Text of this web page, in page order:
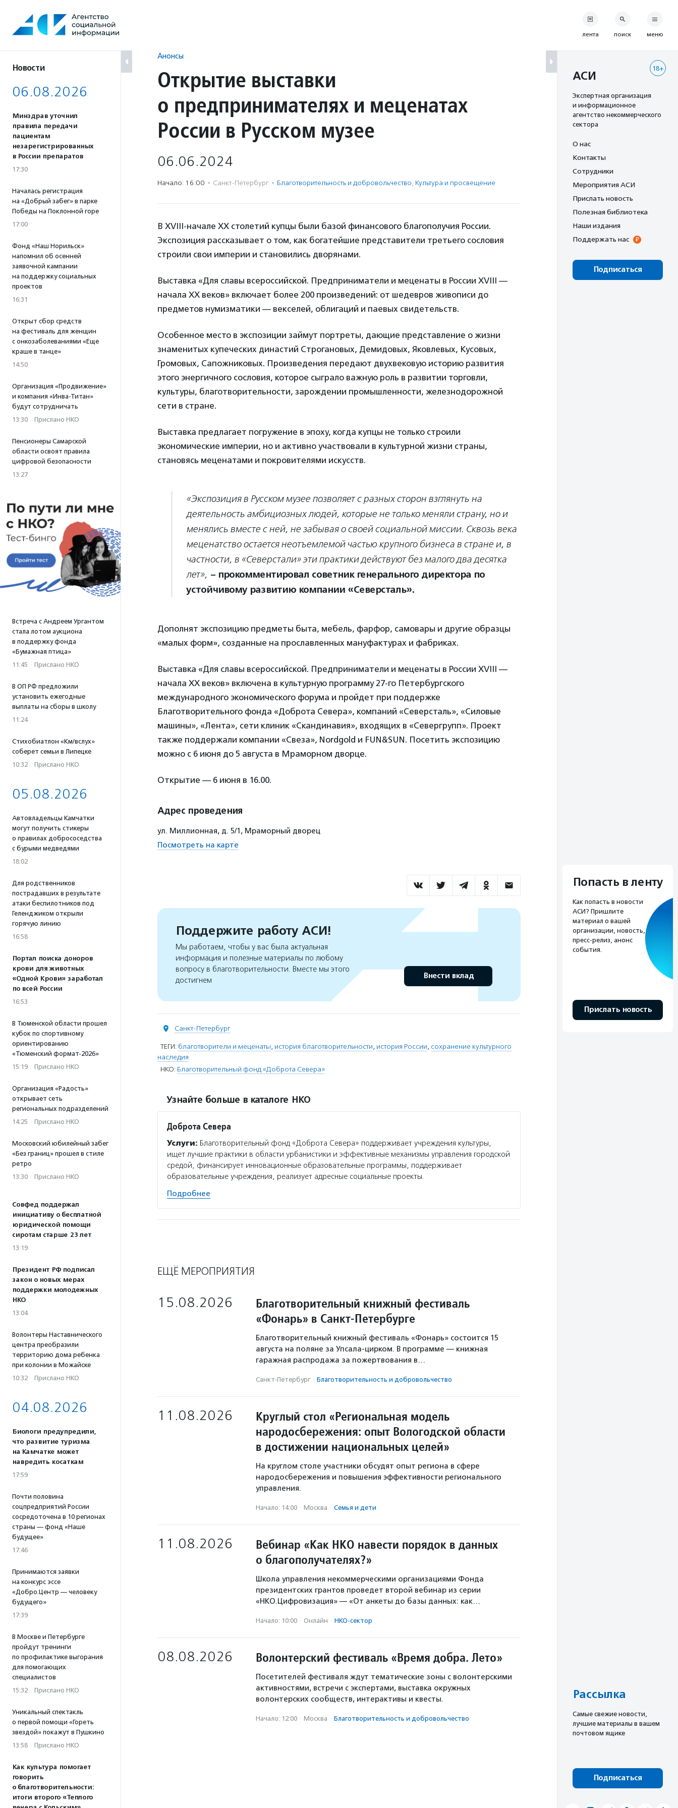
содержанию
Новости
06.08.2026
Минздрав уточнил
правила передачи
пациентам
незарегистрированных
в России препаратов
17:30
Началась регистрация
на «Добрый забег» в парке
Победы на Поклонной горе
17:00
Фонд «Наш Норильск»
напомнил об осенней
заявочной кампании
на поддержку социальных
проектов
16:31
Открыт сбор средств
на фестиваль для женщин
с онкозаболеваниями «Еще
краше в танце»
14:50
Организация «Продвижение»
и компания «Инва-Титан»
будут сотрудничать
13:30 · Прислано НКО
Пенсионеры Самарской
области освоят правила
цифровой безопасности
13:27
Встреча с Андреем Ургантом
стала лотом аукциона
в поддержку фонда
«Бумажная птица»
11:45 · Прислано НКО
В ОП РФ предложили
установить ежегодные
выплаты на сборы в школу
11:24
Стихобиатлон «Км/вслух»
соберет семьи в Липецке
10:32 · Прислано НКО
05.08.2026
Автовладельцы Камчатки
могут получить стикеры
о правилах добрососедства
с бурыми медведями
18:02
Для родственников
пострадавших в результате
атаки беспилотников под
Геленджиком открыли
горячую линию
16:58
Портал поиска доноров
крови для животных
«Одной Крови» заработал
по всей России
16:53
В Тюменской области прошел
кубок по спортивному
ориентированию
«Тюменский формат-2026»
15:19 · Прислано НКО
Организация «Радость»
открывает сеть
региональных подразделений
14:25 · Прислано НКО
Московский юбилейный забег
«Без границ» прошел в стиле
ретро
13:30 · Прислано НКО
Совфед поддержал
инициативу о бесплатной
юридической помощи
сиротам старше 23 лет
13:19
Президент РФ подписал
закон о новых мерах
поддержки молодежных
НКО
13:04
Волонтеры Наставнического
центра преобразили
территорию дома ребенка
при колонии в Можайске
10:32 · Прислано НКО
04.08.2026
Биологи предупредили,
что развитие туризма
на Камчатке может
навредить косаткам
17:59
Почти половина
соцпредприятий России
сосредоточена в 10 регионах
страны — фонд «Наше
будущее»
17:46
Принимаются заявки
на конкурс эссе
«Добро.Центр — человеку
будущего»
17:39
В Москве и Петербурге
пройдут тренинги
по профилактике выгорания
для помогающих
специалистов
15:32 · Прислано НКО
Уникальный спектакль
о первой помощи «Гореть
звездой» покажут в Пушкино
13:58 · Прислано НКО
Как культура помогает
говорить
о благотворительности:
итоги второго «Теплого
Анонсы
Открытие выставки
о предпринимателях и меценатах
России в Русском музее
06.06.2024
Начало: 16:00 · Санкт-Петербург · Благотвори­тель­ность и доброволь­чест­во, Культура и просвещение
В XVIII-начале XX столетий купцы были базой финансового благополучия России.
Экспозиция рассказывает о том, как богатейшие представители третьего сословия
строили свои империи и становились дворянами.
Выставка «Для славы всероссийской. Предприниматели и меценаты в России XVIII —
начала XX веков» включает более 200 произведений: от шедевров живописи до
предметов нумизматики — векселей, облигаций и паевых свидетельств.
Особенное место в экспозиции займут портреты, дающие представление о жизни
знаменитых купеческих династий Строгановых, Демидовых, Яковлевых, Кусовых,
Громовых, Сапожниковых. Произведения передают двухвековую историю развития
этого энергичного сословия, которое сыграло важную роль в развитии торговли,
культуры, благотворительности, зарождении промышленности, железнодорожной
сети в стране.
Выставка предлагает погружение в эпоху, когда купцы не только строили
экономические империи, но и активно участвовали в культурной жизни страны,
становясь меценатами и покровителями искусств.
«Экспозиция в Русском музее позволяет с разных сторон взглянуть на
деятельность амбициозных людей, которые не только меняли страну, но и
менялись вместе с ней, не забывая о своей социальной миссии. Сквозь века
меценатство остается неотъемлемой частью крупного бизнеса в стране и, в
частности, в «Северстали» эти практики действуют без малого два десятка
лет», – прокомментировал советник генерального директора по
устойчивому развитию компании «Северсталь».
Дополнят экспозицию предметы быта, мебель, фарфор, самовары и другие образцы
«малых форм», созданные на прославленных мануфактурах и фабриках.
Выставка «Для славы всероссийской. Предприниматели и меценаты в России XVIII —
начала XX веков» включена в культурную программу 27-го Петербургского
международного экономического форума и пройдет при поддержке
Благотворительного фонда «Доброта Севера», компаний «Северсталь», «Силовые
машины», «Лента», сети клиник «Скандинавия», входящих в «Севергрупп». Проект
также поддержали компании «Свеза», Nordgold и FUN&SUN. Посетить экспозицию
можно с 6 июня до 5 августа в Мраморном дворце.
Открытие — 6 июня в 16.00.
Адрес проведения
ул. Миллионная, д. 5/1, Мраморный дворец
Посмотреть на карте
Поддержите работу АСИ!
Мы работаем, чтобы у вас была актуальная
информация и полезные материалы по любому
вопросу в благотворительности. Вместе мы этого
достигнем
Внести вклад
Санкт-Петербург
ТЕГИ: благотворители и меценаты, история благотворительности, история России, сохранение культурного
наследия
НКО: Благотворительный фонд «Доброта Севера»
Узнайте больше в каталоге НКО
Доброта Севера
Услуги: Благотворительный фонд «Доброта Севера» поддерживает учреждения культуры,
ищет лучшие практики в области урбанистики и эффективные механизмы управления городской
средой, финансирует инновационные образовательные программы, поддерживает
образовательные учреждения, реализует адресные социальные проекты.
Подробнее
ЕЩЁ МЕРОПРИЯТИЯ
15.08.2026
Благотворительный книжный фестиваль
«Фонарь» в Санкт-Петербурге
Благотворительный книжный фестиваль «Фонарь» состоится 15
августа на поляне за Упсала-цирком. В программе — книжная
гаражная распродажа за пожертвования в…
Санкт-Петербург · Благотвори­тель­ность и доброволь­чест­во
11.08.2026
Круглый стол «Региональная модель
народосбережения: опыт Вологодской области
в достижении национальных целей»
На круглом столе участники обсудят опыт региона в сфере
народосбережения и повышения эффективности регионального
управления.
Начало: 14:00 · Москва · Семья и дети
11.08.2026
Вебинар «Как НКО навести порядок в данных
о благополучателях?»
Школа управления некоммерческими организациями Фонда
президентских грантов проведет второй вебинар из серии
«НКО.Цифровизация» — «От анкеты до базы данных: как…
Начало: 10:00 · Онлайн · НКО-сектор
08.08.2026 Волонтерский фестиваль «Время добра. Лето»
Посетителей фестиваля ждут тематические зоны с волонтерскими
активностями, встречи с экспертами, выставка окружных
волонтерских сообществ, интерактивы и квесты.
Начало: 12:00 · Москва · Благотвори­тель­ность и доброволь­чест­во
лента поиск меню
18+
АСИ
Экспертная организация
и информационное
агентство некоммерческого
сектора
О нас
Контакты
Сотрудники
Мероприятия АСИ
Прислать новость
Полезная библиотека
Наши издания
Поддержать нас
Подписаться
Попасть в ленту
Как попасть в новости
АСИ? Пришлите
материал о вашей
организации, новость,
пресс-релиз, анонс
события.
Прислать новость
Рассылка
Cамые свежие новости,
лучшие материалы в вашем
почтовом ящике
Подписаться